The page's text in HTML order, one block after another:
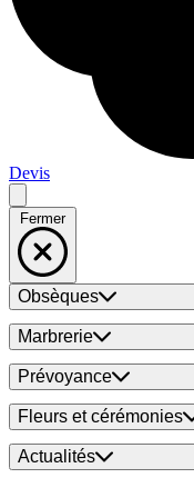
Devis
Fermer
Obsèques
Marbrerie
Prévoyance
Fleurs et cérémonies
Actualités